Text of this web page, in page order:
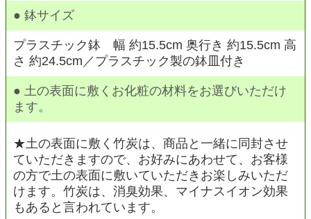
● 鉢サイズ
プラスチック鉢 幅 約15.5cm 奥行き 約15.5cm 高
さ 約24.5cm／プラスチック製の鉢皿付き
● 土の表面に敷くお化粧の材料をお選びいただけ
ます。
★土の表面に敷く竹炭は、商品と一緒に同封させ
ていただきますので、お好みにあわせて、お客様
の方で土の表面に敷いていただきお楽しみいただ
けます。竹炭は、消臭効果、マイナスイオン効果
もあると言われています。